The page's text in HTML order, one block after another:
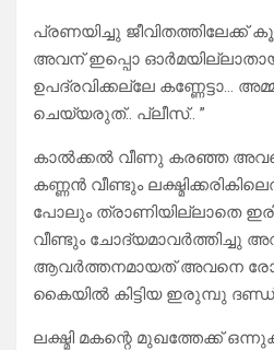
പ്രണയിച്ചു ജീവിതത്തിലേക്ക്
അവന് ഇപ്പൊ
ഉപദ്രവിക്കല്ലേ കണ്ണേട്ടാ…
ചെയ്യരുത്.. പ്ലീസ്.. ”
കാൽക്കൽ വീണു കരഞ്ഞ അവളെ
കണ്ണൻ വീണ്ടും
പോലും ത്രാണിയില്ലാതെ
വീണ്ടും ചോദ്യമാവർത്തിച്ചു
ആവർത്തനമായത് അവനെ
കൈയിൽ കിട്ടിയ ഇരുമ്പു
ലക്ഷ്മി മകന്റെ മുഖത്തേക്ക്